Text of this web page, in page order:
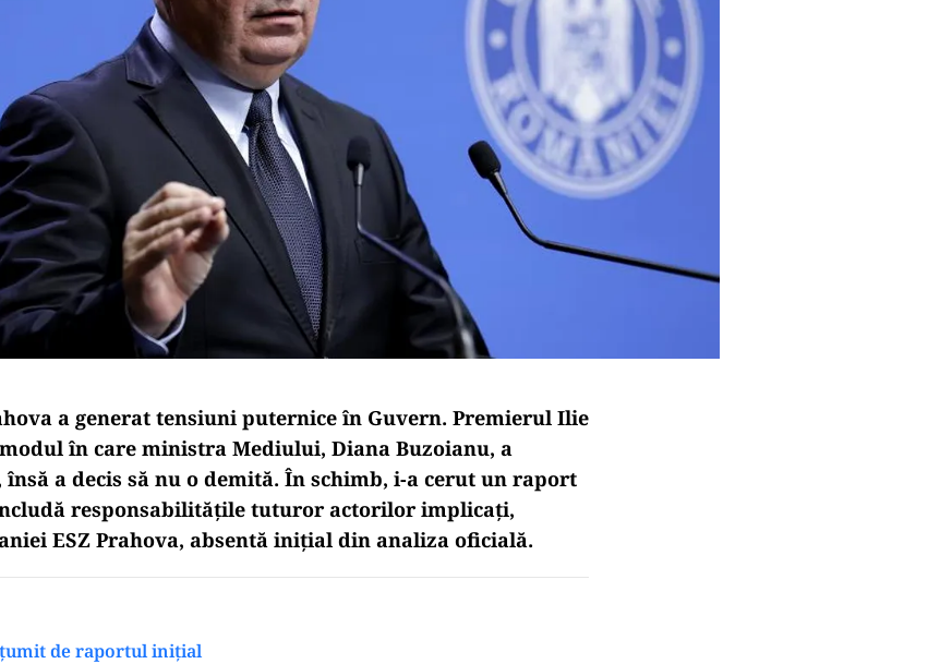
a generat tensiuni puternice în Guvern. Premierul Ilie
în care ministra Mediului, Diana Buzoianu, a
a decis să nu o demită. În schimb, i-a cerut un raport
responsabilitățile tuturor actorilor implicați,
ESZ Prahova, absentă inițial din analiza oficială.
de raportul inițial